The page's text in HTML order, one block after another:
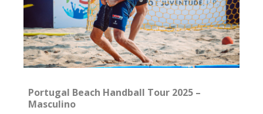
Portugal Beach Handball Tour 2025 –
Masculino